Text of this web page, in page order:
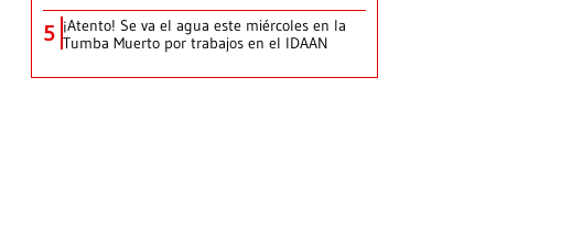
5 ¡Atento! Se va el agua este miércoles en la
Tumba Muerto por trabajos en el IDAAN